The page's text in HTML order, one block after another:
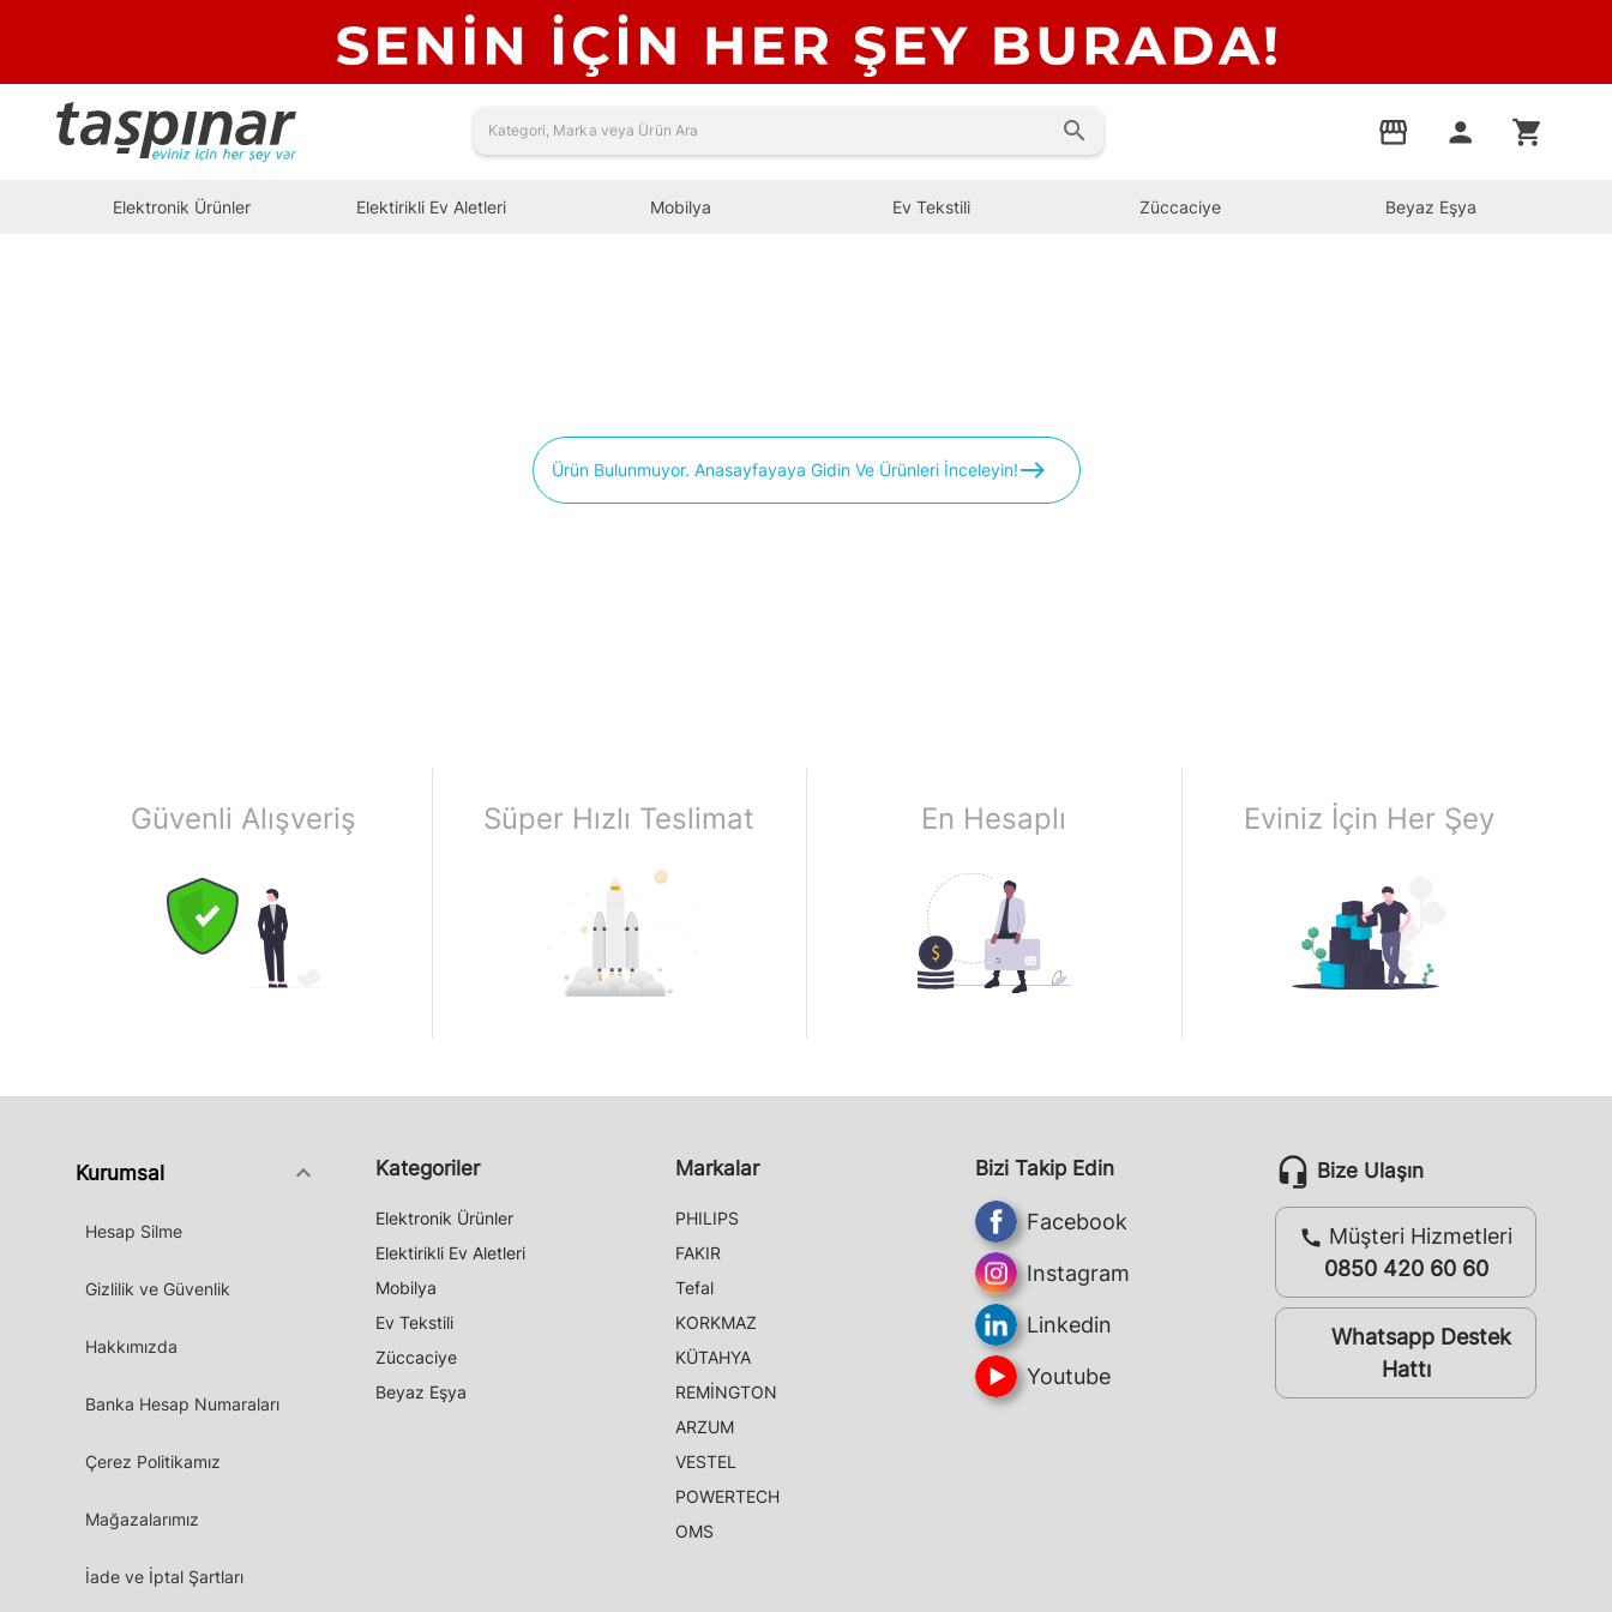
search storefront person shopping_cart
Elektronik Ürünler Elektirikli Ev Aletleri Mobilya Ev Tekstili Züccaciye Beyaz Eşya
Ürün Bulunmuyor. Anasayfayaya Gidin Ve Ürünleri İnceleyin!easts
Güvenli Alışveriş Süper Hızlı Teslimat En Hesaplı Eviniz İçin Her Şey
Kurumsal keyboard_arrow_down
Hesap Silme
Gizlilik ve Güvenlik
Hakkımızda
Banka Hesap Numaraları
Çerez Politikamız
Mağazalarımız
İade ve İptal Şartları
Kategoriler
Elektronik Ürünler
Elektirikli Ev Aletleri
Mobilya
Ev Tekstili
Züccaciye
Beyaz Eşya
Markalar
PHILIPS
FAKIR
Tefal
KORKMAZ
KÜTAHYA
REMİNGTON
ARZUM
VESTEL
POWERTECH
OMS
Bizi Takip Edin
Facebook
Instagram
Linkedin
Youtube
headset_mic Bize Ulaşın
call Müşteri Hizmetleri
0850 420 60 60
whatsappWhatsapp Destek
Hattı